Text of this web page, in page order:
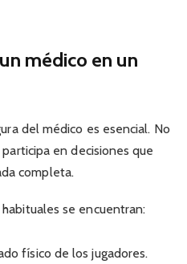
médico en un
del médico es esencial. No
en decisiones que
completa.
se encuentran:
físico de los jugadores.